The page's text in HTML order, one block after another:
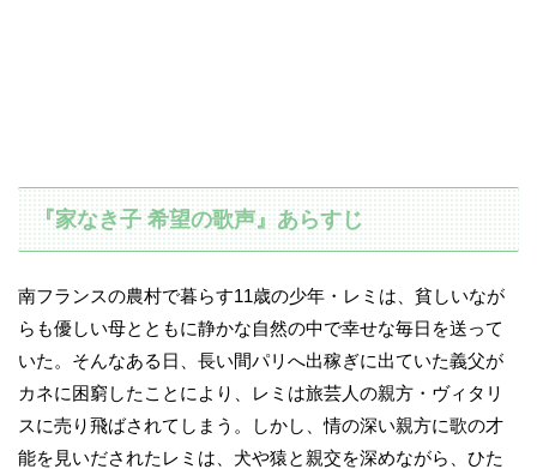
『家なき子 希望の歌声』あらすじ
南フランスの農村で暮らす11歳の少年・レミは、貧しいなが
らも優しい母とともに静かな自然の中で幸せな毎日を送って
いた。そんなある日、長い間パリへ出稼ぎに出ていた義父が
カネに困窮したことにより、レミは旅芸人の親方・ヴィタリ
スに売り飛ばされてしまう。しかし、情の深い親方に歌の才
能を見いだされたレミは、犬や猿と親交を深めながら、ひた